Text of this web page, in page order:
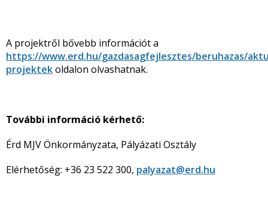
A projektről bővebb információt a
https://www.erd.hu/gazdasagfejlesztes/beruhazas/
projektekoldalon olvashatnak.
További információ kérhető:
Érd MJV Önkormányzata, Pályázati Osztály
Elérhetőség: +36 23 522 300, palyazat@erd.hu